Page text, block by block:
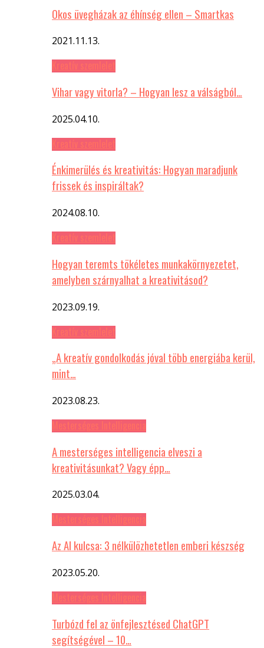
Okos üvegházak az éhínség ellen – Smartkas
2021.11.13.
Vihar vagy vitorla? – Hogyan lesz a válságból…
2025.04.10.
Énkimerülés és kreativitás: Hogyan maradjunk
frissek és inspiráltak?
2024.08.10.
Hogyan teremts tökéletes munkakörnyezetet,
amelyben szárnyalhat a kreativitásod?
2023.09.19.
„A kreatív gondolkodás jóval több energiába kerül,
mint…
2023.08.23.
A mesterséges intelligencia elveszi a
kreativitásunkat? Vagy épp…
2025.03.04.
Az AI kulcsa: 3 nélkülözhetetlen emberi készség
2023.05.20.
Turbózd fel az önfejlesztésed ChatGPT
segítségével – 10…